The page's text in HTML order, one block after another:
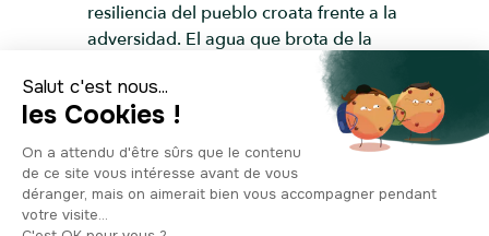
resiliencia del pueblo croata frente a la
adversidad. El agua que brota de la
mano y cae en el embudo —“pirja” en
croata— no es un simple detalle
decorativo, sino que representa el
movimiento constante de la vida
urbana, el progreso que sigue adelante
incluso en los momentos más oscuros.
Provocadora y llamativa, la fuente se